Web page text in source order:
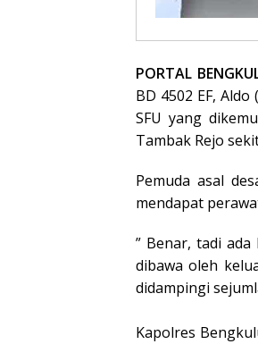
PORTAL
BD 4502 EF,
SFU yang
Tambak Rejo
Pemuda asal
mendapat
” Benar, tadi
dibawa oleh
didampingi
Kapolres